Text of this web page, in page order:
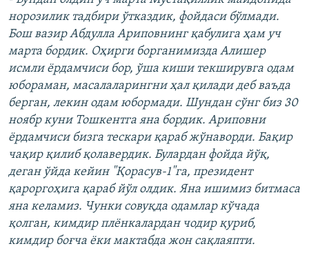
норозилик тадбири ўтказдик, фойдаси бўлмади.
Бош вазир Абдулла Ариповнинг қабулига ҳам уч
марта бордик. Оҳирги борганимизда Алишер
исмли ёрдамчиси бор, ўша киши текширувга одам
юбораман, масалаларингни ҳал қилади деб ваъда
берган, лекин одам юбормади. Шундан сўнг биз 30
ноябр куни Тошкентга яна бордик. Ариповни
ёрдамчиси бизга тескари қараб жўнаворди. Бақир
чақир қилиб қолавердик. Булардан фойда йўқ,
деган ўйда кейин "Қорасув-1"га, президент
қароргоҳига қараб йўл олдик. Яна ишимиз битмаса
яна келамиз. Чунки совуқда одамлар кўчада
қолган, кимдир плёнкалардан чодир қуриб,
кимдир боғча ёки мактабда жон сақлаяпти.